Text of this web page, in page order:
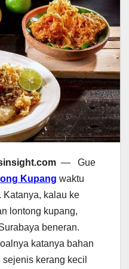
— Gue
Kupang waktu
Katanya, kalau ke
lontong kupang,
beneran.
katanya bahan
kerang kecil